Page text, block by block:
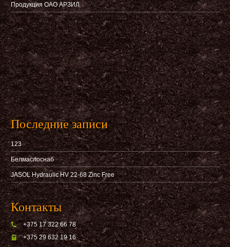
Продукция ОАО АРЗИЛ
Последние записи
123
Белмаслоснаб
JASOL Hydraulic HV 22-68 Zinc Free
Контакты
+375 17 322 66 78
+375 29 632 19 16